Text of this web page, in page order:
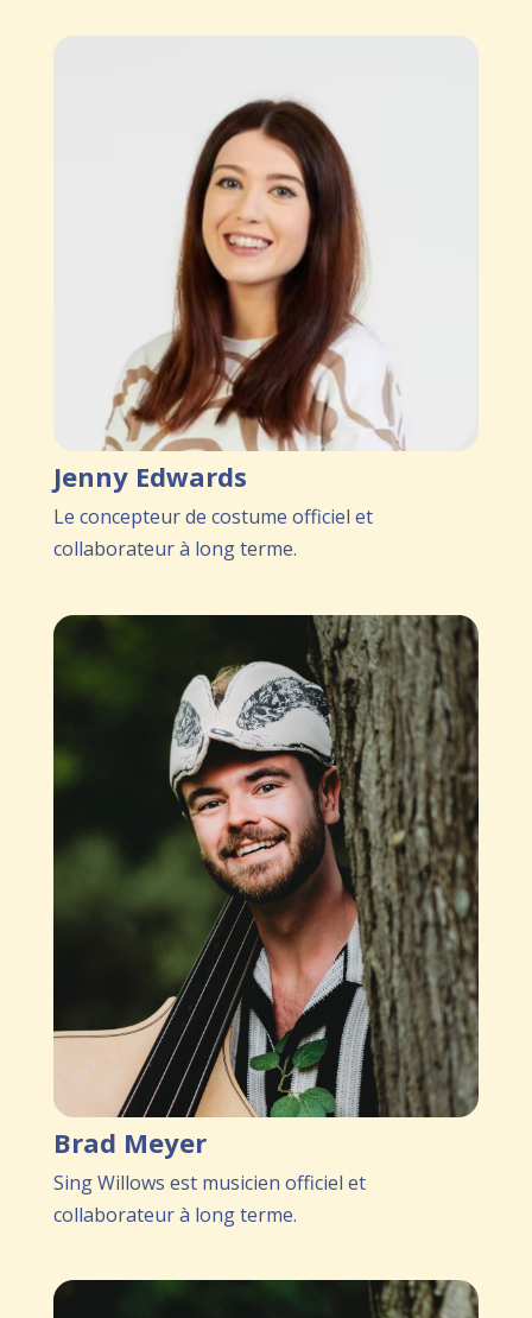
Jenny Edwards
Le concepteur de costume officiel et
collaborateur à long terme.
Brad Meyer
Sing Willows est musicien officiel et
collaborateur à long terme.